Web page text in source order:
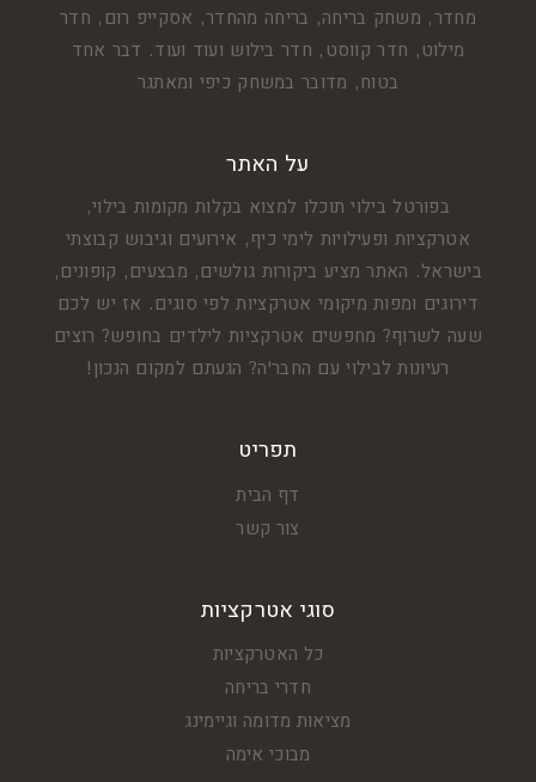
מחדר, משחק בריחה, בריחה מהחדר, אסקייפ רום, חדר
מילוט, חדר קווסט, חדר בילוש ועוד ועוד. דבר אחד
בטוח, מדובר במשחק כיפי ומאתגר
על האתר
בפורטל בילוי תוכלו למצוא בקלות מקומות בילוי,
אטרקציות ופעילויות לימי כיף, אירועים וגיבוש קבוצתי
בישראל. האתר מציע ביקורות גולשים, מבצעים, קופונים,
דירוגים ומפות מיקומי אטרקציות לפי סוגים. אז יש לכם
שעה לשרוף? מחפשים אטרקציות לילדים בחופש? רוצים
רעיונות לבילוי עם החבר'ה? הגעתם למקום הנכון!
תפריט
דף הבית
צור קשר
סוגי אטרקציות
כל האטרקציות
חדרי בריחה
מציאות מדומה וגיימינג
מבוכי אימה